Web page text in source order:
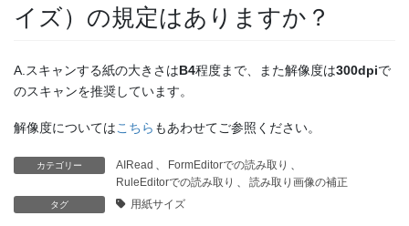
イズ）の規定はありますか？
A.スキャンする紙の大きさはB4程度まで、また解像度は300dpiで
のスキャンを推奨しています。
解像度についてはこちら もあわせてご参照ください。
カテゴリー AIRead 、 FormEditorでの読み取り 、
RuleEditorでの読み取り 、 読み取り画像の補正
タグ 用紙サイズ